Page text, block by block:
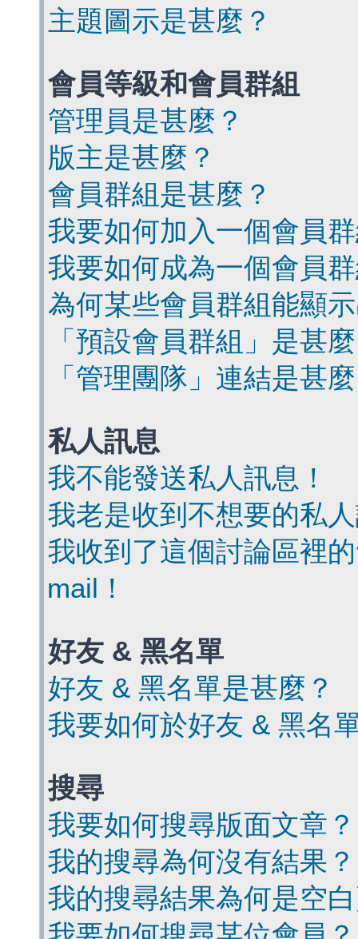
主題圖示是甚麼？
會員等級和會員群組
管理員是甚麼？
版主是甚麼？
會員群組是甚麼？
我要如何加入一個會員
我要如何成為一個會員
為何某些會員群組能顯
「預設會員群組」是甚
「管理團隊」連結是甚
私人訊息
我不能發送私人訊息！
我老是收到不想要的私
我收到了這個討論區裡
mail！
好友 & 黑名單
好友 & 黑名單是甚麼？
我要如何於好友 & 黑名
搜尋
我要如何搜尋版面文章？
我的搜尋為何沒有結果？
我的搜尋結果為何是空